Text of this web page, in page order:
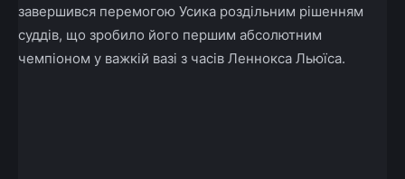
завершився перемогою Усика роздільним рішенням
суддів, що зробило його першим абсолютним
чемпіоном у важкій вазі з часів Леннокса Льюїса.